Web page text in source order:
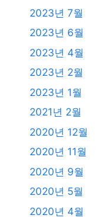
2023년 7월
2023년 6월
2023년 4월
2023년 2월
2023년 1월
2021년 2월
2020년 12월
2020년 11월
2020년 9월
2020년 5월
2020년 4월